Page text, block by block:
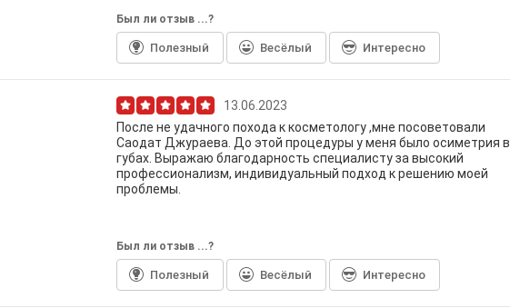
Был ли отзыв ...?
Полезный Весёлый Интересно
13.06.2023
После не удачного похода к косметологу ,мне посоветовали
Саодат Джураева. До этой процедуры у меня было осиметрия в
губах. Выражаю благодарность специалисту за высокий
профессионализм, индивидуальный подход к решению моей
проблемы.
Был ли отзыв ...?
Полезный Весёлый Интересно